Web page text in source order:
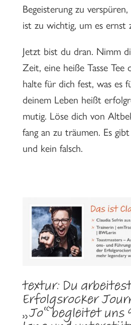
Begeisterung zu
ist zu wichtig, um es ernst
Jetzt bist du dran. Nimm
Zeit, eine heiße Tasse Tee
halte für dich fest, was es
deinem Leben heißt
mutig. Löse dich von
fang an zu träumen. Es
und kein falsch.
textur: Du
Erfolgsrocker
„Jo“ begleitet uns